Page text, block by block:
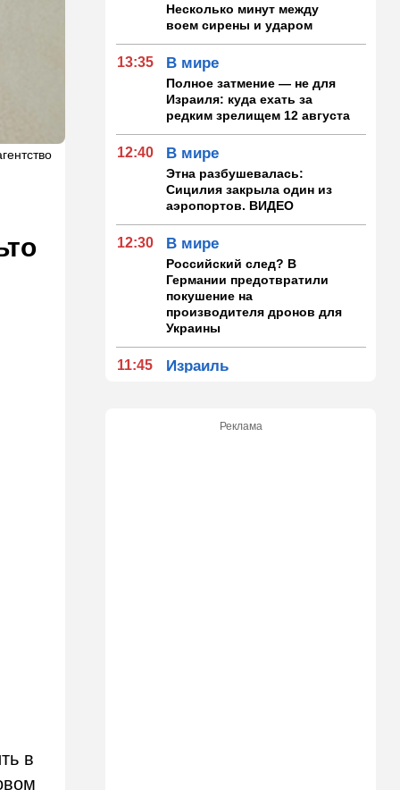
в
Несколько минут между
воем сирены и ударом
13:35 В мире
Полное затмение — не для
Израиля: куда ехать за
редким зрелищем 12 августа
12:40 В мире
Этна разбушевалась:
Сицилия закрыла один из
аэропортов. ВИДЕО
12:30 В мире
Российский след? В
Германии предотвратили
покушение на
производителя дронов для
Украины
11:45 Израиль
водителем грузовика
Реклама